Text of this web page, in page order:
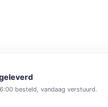
besteld, vandaag verstuurd.